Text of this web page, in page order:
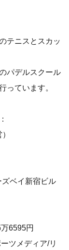
テニスとスカッ
パデルスクール
っています。
）
ベイ新宿ビル
6595円
ツメディア/リ